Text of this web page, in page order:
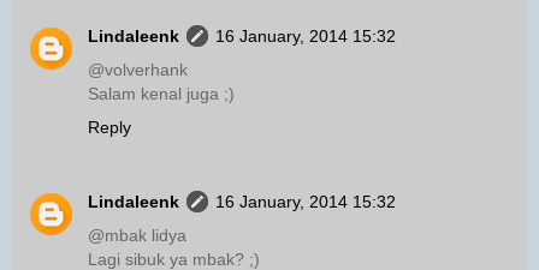
Lindaleenk
16 January, 2014 15:32
@volverhank
Salam kenal juga ;)
Reply
Lindaleenk
16 January, 2014 15:32
@mbak lidya
Lagi sibuk ya mbak? ;)